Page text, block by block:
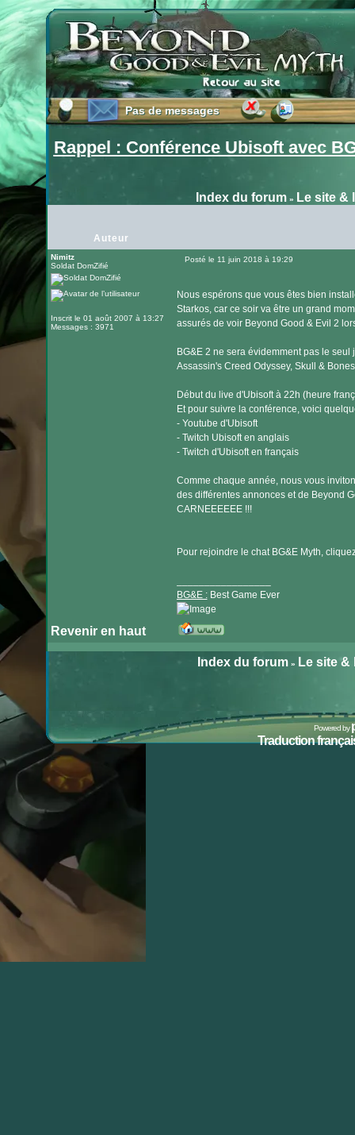
Pas de messages
Pas de messages
Rappel : Conférence Ubisoft avec
Index du forum» Le site &
Auteur
Nimitz
Soldat DomZifié
Inscrit le 01 août 2007 à 13:27
Messages : 3971
Posté le 11 juin 2018 à 19:29
Nous espérons que vous êtes bien
Starkos, car ce soir va être un grand
assurés de voir Beyond Good & Evil 2
BG&E 2 ne sera évidemment pas le
Assassin's Creed Odyssey, Skull &
Début du live d'Ubisoft à 22h (heure
Et pour suivre la conférence, voici
- Youtube d'Ubisoft
- Twitch Ubisoft en anglais
- Twitch d'Ubisoft en français
Comme chaque année, nous vous
des différentes annonces et de Beyond
CARNEEEEEE !!!
Pour rejoindre le chat BG&E Myth,
BG&E :Best Game Ever
Revenir en haut
le
Index du forum» Le site &
Powered by
Traduction